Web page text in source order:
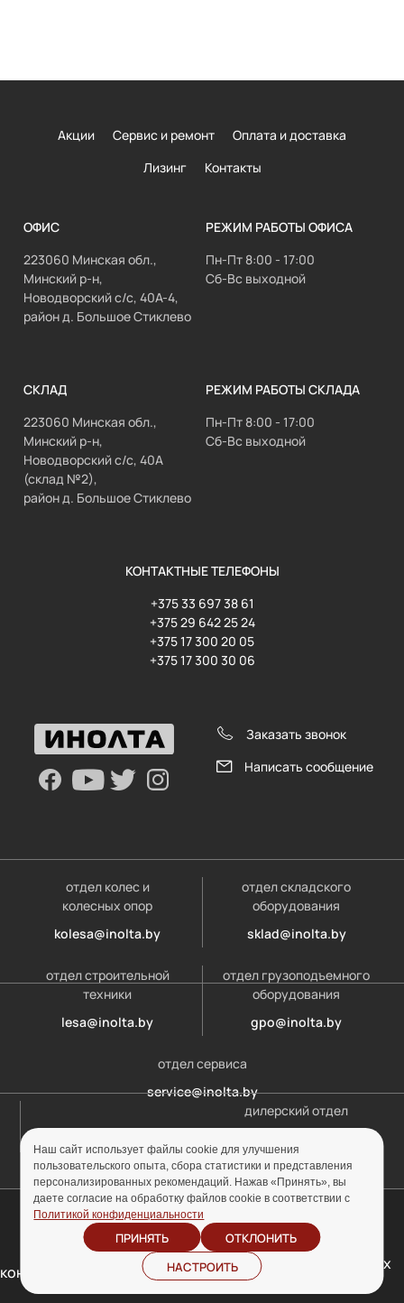
Акции Сервис и ремонт
Оплата и доставка
Лизинг
Контакты
ОФИС
223060 Минская обл.,
Минский р-н,
Новодворский с/с, 40А-4,
район д. Большое Стиклево
РЕЖИМ РАБОТЫ ОФИСА
Пн-Пт 8:00 - 17:00
Сб-Вс выходной
СКЛАД
223060 Минская обл.,
Минский р-н,
Новодворский с/с, 40А
(склад №2),
район д. Большое Стиклево
РЕЖИМ РАБОТЫ СКЛАДА
Пн-Пт 8:00 - 17:00
Сб-Вс выходной
КОНТАКТНЫЕ ТЕЛЕФОНЫ
+375 33 697 38 61
+375 29 642 25 24
+375 17 300 20 05
+375 17 300 30 06
Заказать звонок
Написать сообщение
отдел колес и
колесных опор
kolesa@inolta.by
отдел складского
оборудования
sklad@inolta.by
отдел строительной
техники
lesa@inolta.by
отдел грузоподъемного
оборудования
gpo@inolta.by
отдел сервиса
service@inolta.by
дилерский отдел
© ООО «Инолта» 2010-2026 г. УНП 691302759
Политика
конфиденциальности
Отзыв согласия на
обработку персональных
Наш сайт использует файлы cookie для улучшения
пользовательского опыта, сбора статистики и представления
персонализированных рекомендаций. Нажав «Принять», вы
даете согласие на обработку файлов cookie в соответствии с
Политикой конфиденциальности
ПРИНЯТЬ
ОТКЛОНИТЬ
НАСТРОИТЬ